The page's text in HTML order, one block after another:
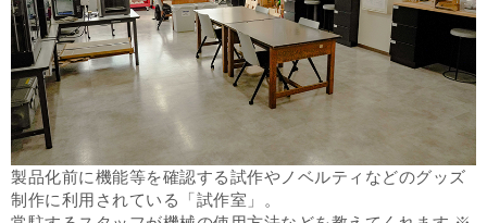
製品化前に機能等を確認する試作やノベルティなどのグッズ
制作に利用されている「試作室」。